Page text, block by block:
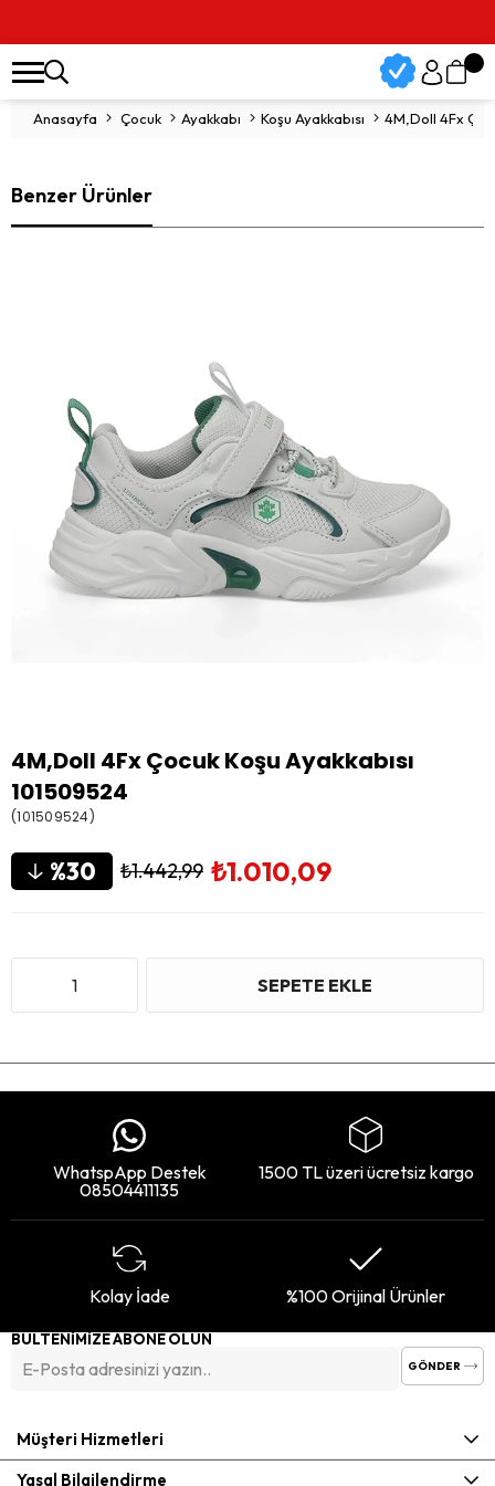
Anasayfa Çocuk Ayakkabı Koşu Ayakkabısı 4M,Doll 4Fx
Benzer Ürünler
4M,Doll 4Fx Çocuk Koşu Ayakkabısı
101509524
(101509524)
30 ₺1.442,99 ₺1.010,09
WhatspApp Destek
08504411135
1500 TL üzeri ücretsiz kargo
Kolay İade %100 Orijinal Ürünler
BÜLTENİMİZE ABONE OLUN
GÖNDER
Müşteri Hizmetleri
Yasal Bilgilendirme